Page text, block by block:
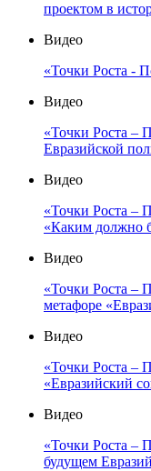
проектом в
Видео
«Точки Роста -
Видео
«Точки Роста –
Евразийской
Видео
«Точки Роста –
«Каким должно
Видео
«Точки Роста –
метафоре
Видео
«Точки Роста –
«Евразийский
Видео
«Точки Роста –
будущем